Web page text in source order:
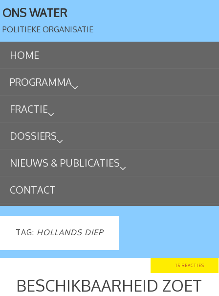
ONS WATER
POLITIEKE ORGANISATIE
HOME
PROGRAMMA
FRACTIE
DOSSIERS
NIEUWS & PUBLICATIES
CONTACT
TAG: HOLLANDS DIEP
15 REACTIES
BESCHIKBAARHEID ZOET